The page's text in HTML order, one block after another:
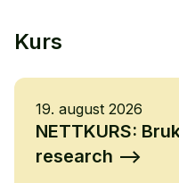
Kurs
19. august 2026
NETTKURS:
research